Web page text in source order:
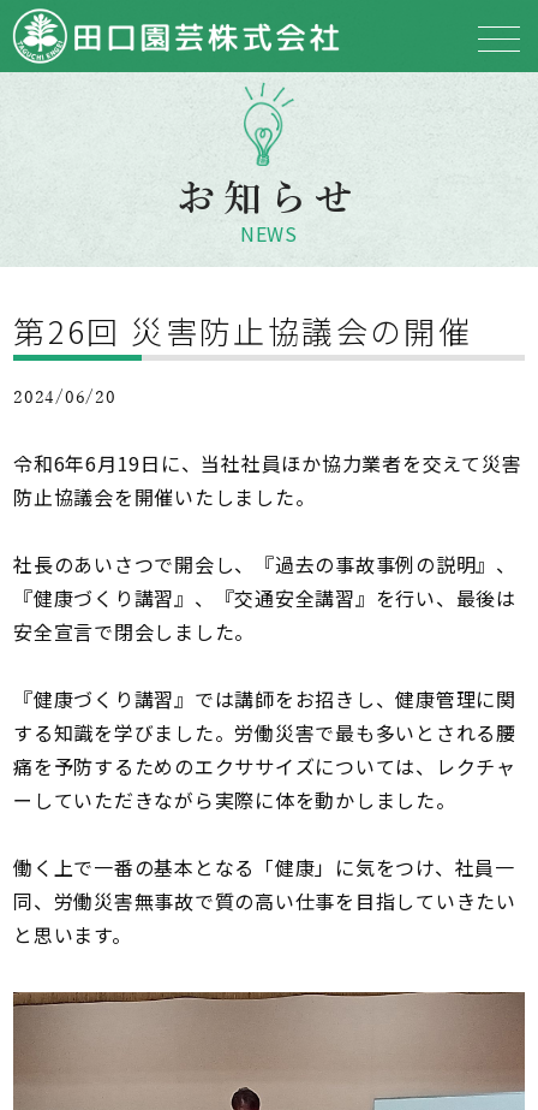
お知らせ
NEWS
第26回 災害防止協議会の開催
2024/06/20
令和6年6月19日に、当社社員ほか協力業者を交えて災害
防止協議会を開催いたしました。
社長のあいさつで開会し、『過去の事故事例の説明』、
『健康づくり講習』、『交通安全講習』を行い、最後は
安全宣言で閉会しました。
『健康づくり講習』では講師をお招きし、健康管理に関
する知識を学びました。労働災害で最も多いとされる腰
痛を予防するためのエクササイズについては、レクチャ
ーしていただきながら実際に体を動かしました。
働く上で一番の基本となる「健康」に気をつけ、社員一
同、労働災害無事故で質の高い仕事を目指していきたい
と思います。